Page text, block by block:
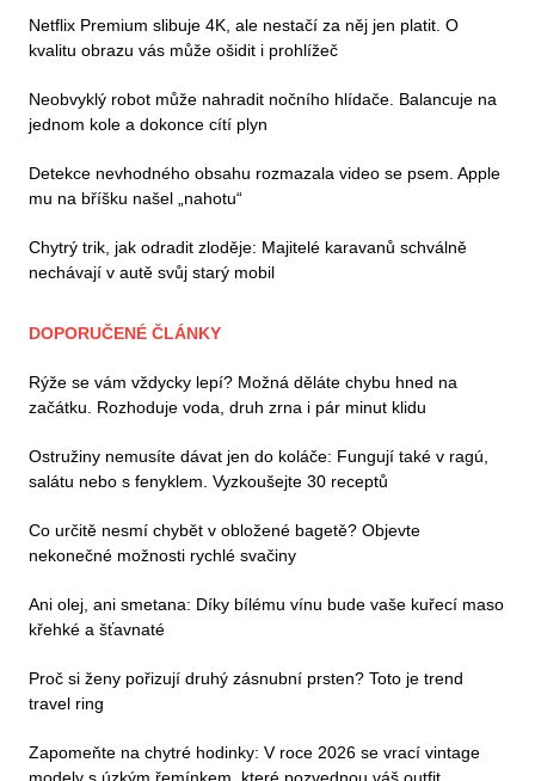
Netflix Premium slibuje 4K, ale nestačí za něj jen platit. O
kvalitu obrazu vás může ošidit i prohlížeč
Neobvyklý robot může nahradit nočního hlídače. Balancuje na
jednom kole a dokonce cítí plyn
Detekce nevhodného obsahu rozmazala video se psem. Apple
mu na bříšku našel „nahotu“
Chytrý trik, jak odradit zloděje: Majitelé karavanů schválně
nechávají v autě svůj starý mobil
DOPORUČENÉ ČLÁNKY
Rýže se vám vždycky lepí? Možná děláte chybu hned na
začátku. Rozhoduje voda, druh zrna i pár minut klidu
Ostružiny nemusíte dávat jen do koláče: Fungují také v ragú,
salátu nebo s fenyklem. Vyzkoušejte 30 receptů
Co určitě nesmí chybět v obložené bagetě? Objevte
nekonečné možnosti rychlé svačiny
Ani olej, ani smetana: Díky bílému vínu bude vaše kuřecí maso
křehké a šťavnaté
Proč si ženy pořizují druhý zásnubní prsten? Toto je trend
travel ring
Zapomeňte na chytré hodinky: V roce 2026 se vrací vintage